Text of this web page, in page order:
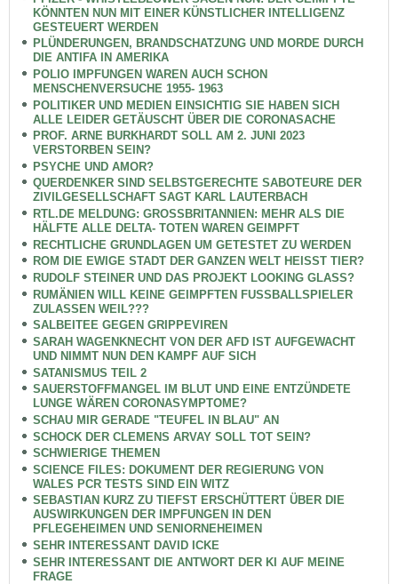
KÖNNTEN NUN MIT EINER KÜNSTLICHER INTELLIGENZ
GESTEUERT WERDEN
PLÜNDERUNGEN, BRANDSCHATZUNG UND MORDE DURCH
DIE ANTIFA IN AMERIKA
POLIO IMPFUNGEN WAREN AUCH SCHON
MENSCHENVERSUCHE 1955- 1963
POLITIKER UND MEDIEN EINSICHTIG SIE HABEN SICH
ALLE LEIDER GETÄUSCHT ÜBER DIE CORONASACHE
PROF. ARNE BURKHARDT SOLL AM 2. JUNI 2023
VERSTORBEN SEIN?
PSYCHE UND AMOR?
QUERDENKER SIND SELBSTGERECHTE SABOTEURE DER
ZIVILGESELLSCHAFT SAGT KARL LAUTERBACH
RTL.DE MELDUNG: GROSSBRITANNIEN: MEHR ALS DIE
HÄLFTE ALLE DELTA- TOTEN WAREN GEIMPFT
RECHTLICHE GRUNDLAGEN UM GETESTET ZU WERDEN
ROM DIE EWIGE STADT DER GANZEN WELT HEISST TIER?
RUDOLF STEINER UND DAS PROJEKT LOOKING GLASS?
RUMÄNIEN WILL KEINE GEIMPFTEN FUSSBALLSPIELER
ZULASSEN WEIL???
SALBEITEE GEGEN GRIPPEVIREN
SARAH WAGENKNECHT VON DER AFD IST AUFGEWACHT
UND NIMMT NUN DEN KAMPF AUF SICH
SATANISMUS TEIL 2
SAUERSTOFFMANGEL IM BLUT UND EINE ENTZÜNDETE
LUNGE WÄREN CORONASYMPTOME?
SCHAU MIR GERADE "TEUFEL IN BLAU" AN
SCHOCK DER CLEMENS ARVAY SOLL TOT SEIN?
SCHWIERIGE THEMEN
SCIENCE FILES: DOKUMENT DER REGIERUNG VON
WALES PCR TESTS SIND EIN WITZ
SEBASTIAN KURZ ZU TIEFST ERSCHÜTTERT ÜBER DIE
AUSWIRKUNGEN DER IMPFUNGEN IN DEN
PFLEGEHEIMEN UND SENIORNEHEIMEN
SEHR INTERESSANT DAVID ICKE
SEHR INTERESSANT DIE ANTWORT DER KI AUF MEINE
FRAGE